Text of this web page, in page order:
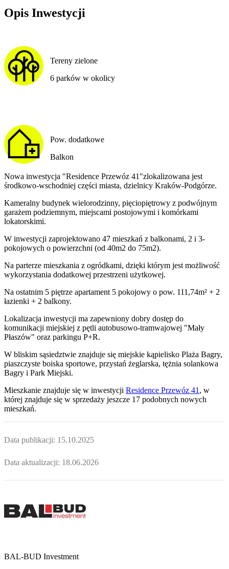
Opis Inwestycji
Tereny zielone
6 parków w okolicy
Pow. dodatkowe
Balkon
Nowa inwestycja "Residence Przewóz 41"zlokalizowana jest
środkowo-wschodniej części miasta, dzielnicy Kraków-Podgórze.
Kameralny budynek wielorodzinny, pięciopiętrowy z podwójnym
garażem podziemnym, miejscami postojowymi i komórkami
lokatorskimi.
W inwestycji zaprojektowano 47 mieszkań z balkonami, 2 i 3-
pokojowych o powierzchni (od 40m2 do 75m2).
Na parterze mieszkania z ogródkami, dzięki którym jest możliwość
wykorzystania dodatkowej przestrzeni użytkowej.
Na ostatnim 5 piętrze apartament 5 pokojowy o pow. 111,74m² + 2
łazienki + 2 balkony.
Lokalizacja inwestycji ma zapewniony dobry dostęp do
komunikacji miejskiej z pętli autobusowo-tramwajowej "Mały
Płaszów" oraz parkingu P+R.
W bliskim sąsiedztwie znajduje się miejskie kąpielisko Plaża Bagry,
piaszczyste boiska sportowe, przystań żeglarska, tężnia solankowa
Bagry i Park Miejski.
Mieszkanie znajduje się w inwestycji Residence Przewóz 41 , w
której znajduje się w sprzedaży jeszcze 17 podobnych nowych
mieszkań.
Data publikacji: 15.10.2025
Data aktualizacji: 18.06.2026
BAL-BUD Investment